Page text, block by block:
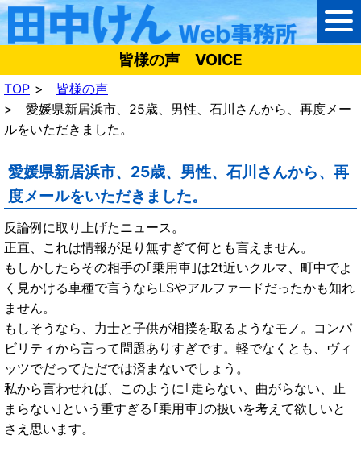
皆様の声 VOICE
TOP
皆様の声
愛媛県新居浜市、25歳、男性、石川さんから、再度メー
ルをいただきました。
愛媛県新居浜市、25歳、男性、石川さんから、再
度メールをいただきました。
反論例に取り上げたニュース。
正直、これは情報が足り無すぎて何とも言えません。
もしかしたらその相手の｢乗用車｣は2t近いクルマ、町中でよ
く見かける車種で言うならLSやアルファードだったかも知れ
ません。
もしそうなら、力士と子供が相撲を取るようなモノ。コンパ
ビリティから言って問題ありすぎです。軽でなくとも、ヴィ
ッツでだってただでは済まないでしょう。
私から言わせれば、このように｢走らない、曲がらない、止
まらない｣という重すぎる｢乗用車｣の扱いを考えて欲しいと
さえ思います。